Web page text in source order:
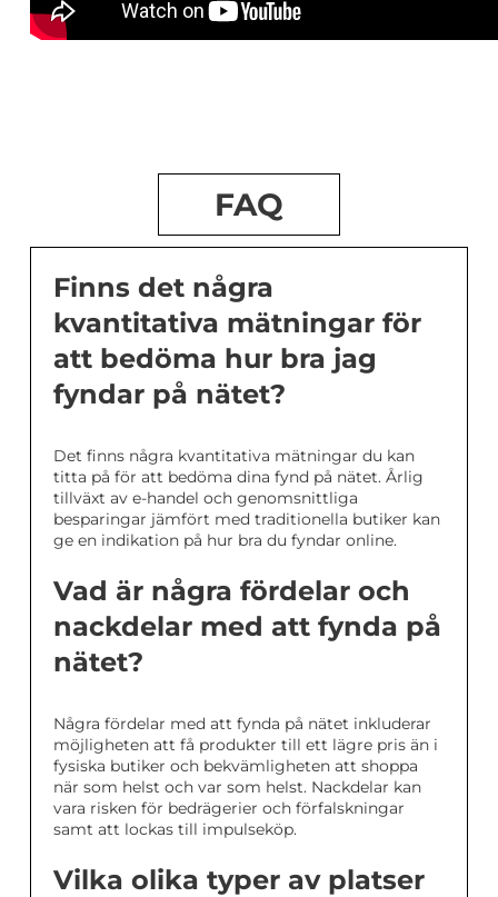
FAQ
Finns det några
kvantitativa mätningar för
att bedöma hur bra jag
fyndar på nätet?
Det finns några kvantitativa mätningar du kan
titta på för att bedöma dina fynd på nätet. Årlig
tillväxt av e-handel och genomsnittliga
besparingar jämfört med traditionella butiker kan
ge en indikation på hur bra du fyndar online.
Vad är några fördelar och
nackdelar med att fynda på
nätet?
Några fördelar med att fynda på nätet inkluderar
möjligheten att få produkter till ett lägre pris än i
fysiska butiker och bekvämligheten att shoppa
när som helst och var som helst. Nackdelar kan
vara risken för bedrägerier och förfalskningar
samt att lockas till impulseköp.
Vilka olika typer av platser